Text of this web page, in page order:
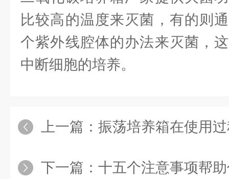
比较高的温度来灭菌，有的则
个紫外线腔体的办法来灭菌，
中断细胞的培养。
上一篇： 振荡培养箱在使用
下一篇： 十五个注意事项帮助你